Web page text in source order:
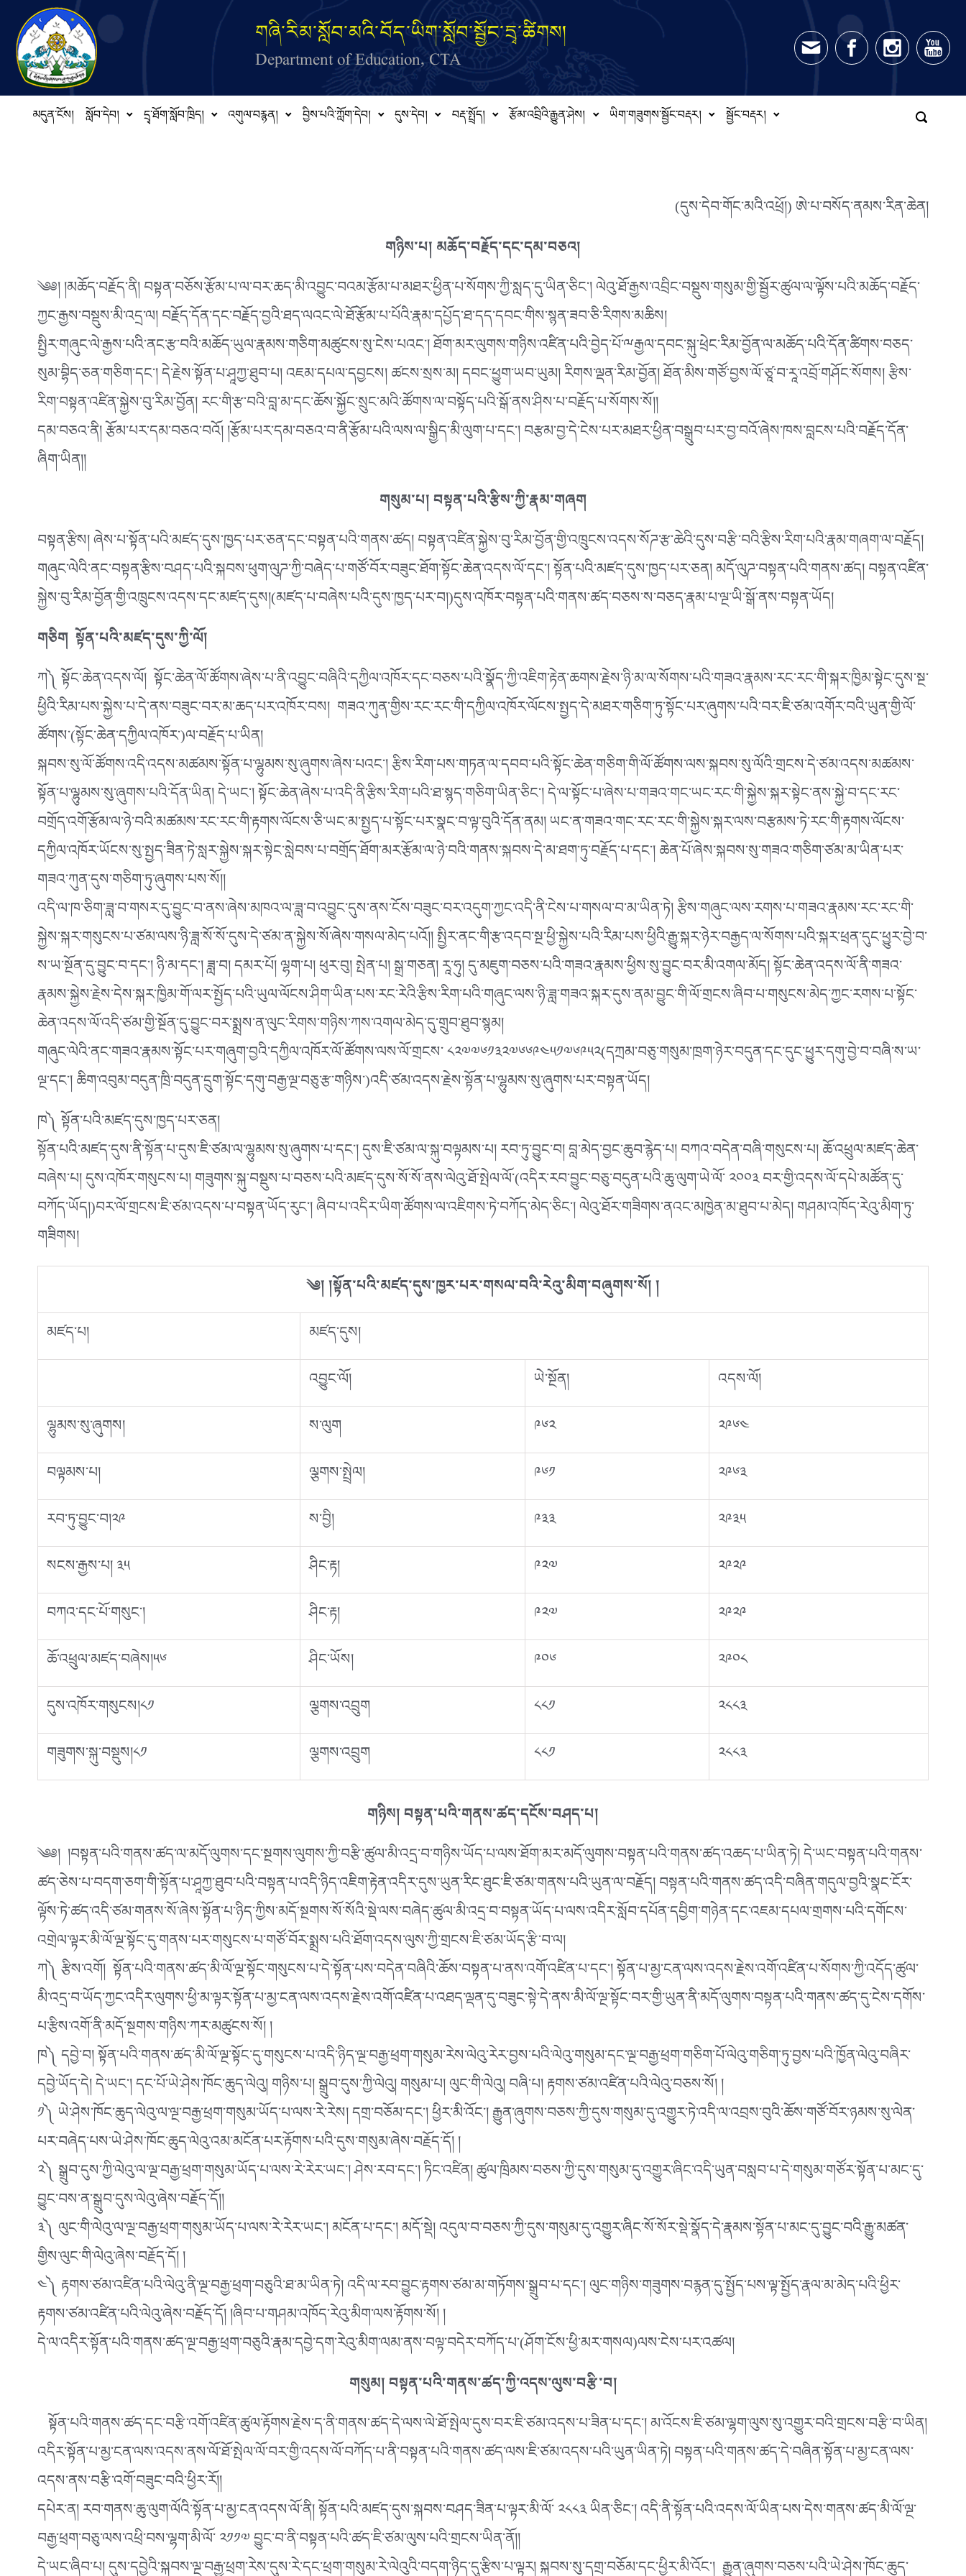
Skip to main content
གཞི་རིམ་སློབ་མའི་བོད་ཡིག་སློབ་སྦྱོང་དྲྭ་ཚིགས།
Department of Education, CTA
མདུན་ངོས། སློབ་དེབ། དྲྭ་ཐོག་སློབ་ཁྲིད། འགུལ་བརྙན། བྱིས་པའི་ཀློག་དེབ། དུས་དེབ། བརྡ་སྤྲོད། རྩོམ་འབྲིའི་རྒྱུན་ཤེས། ཡིག་གཟུགས་སྦྱོང་བརྡར། སྦྱོང་བརྡར།
(དུས་དེབ་གོང་མའི་འཕྲོ།) ཨེ་པ་བསོད་ནམས་རིན་ཆེན།
གཉིས་པ། མཆོད་བརྗོད་དང་དམ་བཅའ།
༄༅། །མཆོད་བརྗོད་ནི། བསྟན་བཅོས་རྩོམ་པ་ལ་བར་ཆད་མི་འབྱུང་བའམ་རྩོམ་པ་མཐར་ཕྱིན་པ་སོགས་ཀྱི་སླད་དུ་ཡིན་ཅིང༌། ལེའུ་ཐོ་རྒྱས་འབྲིང་བསྡུས་གསུམ་གྱི་སྦྱོར་ཚུལ་ལ་ལྟོས་པའི་མཆོད་བརྗོད་
ཀྱང་རྒྱས་བསྡུས་མི་འདྲ་ལ། བརྗོད་དོན་དང་བརྗོད་བྱའི་ཐད་ལའང་ལེ་ཐོ་རྩོམ་པ་པོའི་རྣམ་དཔྱོད་ཐ་དད་དབང་གིས་སྙན་ཟབ་ཅི་རིགས་མཆིས།
སྤྱིར་གཞུང་ལེ་རྒྱས་པའི་ནང་རྩ་བའི་མཆོད་ཡུལ་རྣམས་གཅིག་མཚུངས་སུ་ངེས་པའང༌། ཐོག་མར་ལུགས་གཉིས་འཛིན་པའི་བྱེད་པོ་ྋརྒྱལ་དབང་སྐུ་ཕྲེང་རིམ་བྱོན་ལ་མཆོད་པའི་དོན་ཚིགས་བཅད་
སུམ་བྷིད་ཅན་གཅིག་དང༌། དེ་རྗེས་སྟོན་པ་ཤཱཀྱ་ཐུབ་པ། འཇམ་དཔལ་དབྱངས། ཚངས་སྲས་མ། དབང་ཕྱུག་ཡབ་ཡུམ། རིགས་ལྡན་རིམ་བྱོན། ཐོན་མིས་གཙོ་བྱས་ལོ་ཙཱ་བ་རཱ་འབྲོ་གཤོང་སོགས། རྩིས་
རིག་བསྟན་འཛིན་སྐྱེས་བུ་རིམ་བྱོན། རང་གི་རྩ་བའི་བླ་མ་དང་ཆོས་སྐྱོང་སྲུང་མའི་ཚོགས་ལ་བསྟོད་པའི་སྒོ་ནས་ཤིས་པ་བརྗོད་པ་སོགས་སོ།།
དམ་བཅའ་ནི། རྩོམ་པར་དམ་བཅའ་བའོ། །རྩོམ་པར་དམ་བཅའ་བ་ནི་རྩོམ་པའི་ལས་ལ་སྒྱིད་མི་ལུག་པ་དང༌། བརྩམ་བྱ་དེ་ངེས་པར་མཐར་ཕྱིན་བསྒྲུབ་པར་བྱ་བའོ་ཞེས་ཁས་བླངས་པའི་བརྗོད་དོན་
ཞིག་ཡིན།།
གསུམ་པ། བསྟན་པའི་རྩིས་ཀྱི་རྣམ་གཞག
བསྟན་རྩིས། ཞེས་པ་སྟོན་པའི་མཛད་དུས་ཁྱད་པར་ཅན་དང་བསྟན་པའི་གནས་ཚད། བསྟན་འཛིན་སྐྱེས་བུ་རིམ་བྱོན་གྱི་འཁྲུངས་འདས་སོཌ་རྩ་ཆེའི་དུས་བརྩི་བའི་རྩིས་རིག་པའི་རྣམ་གཞག་ལ་བརྗོད།
གཞུང་ལེའི་ནང་བསྟན་རྩིས་བཤད་པའི་སྐབས་ཕུག་ལུཌ་ཀྱི་བཞེད་པ་གཙོ་བོར་བཟུང་ཐོག་སྟོང་ཆེན་འདས་ལོ་དང༌། སྟོན་པའི་མཛད་དུས་ཁྱད་པར་ཅན། མདོ་ལུཌ་བསྟན་པའི་གནས་ཚད། བསྟན་འཛིན་
སྐྱེས་བུ་རིམ་བྱོན་གྱི་འཁྲུངས་འདས་དང་མཛད་དུས།(མཛད་པ་བཞེས་པའི་དུས་ཁྱད་པར་བ།)དུས་འཁོར་བསྟན་པའི་གནས་ཚད་བཅས་ས་བཅད་རྣམ་པ་ལྔ་ཡི་སྒོ་ནས་བསྟན་ཡོད།
གཅིག སྟོན་པའི་མཛད་དུས་ཀྱི་ལོ།
ཀ༽ སྟོང་ཆེན་འདས་ལོ། སྟོང་ཆེན་ལོ་ཚོགས་ཞེས་པ་ནི་འབྱུང་བཞིའི་དཀྱིལ་འཁོར་དང་བཅས་པའི་སྣོད་ཀྱི་འཇིག་རྟེན་ཆགས་རྗེས་ཉི་མ་ལ་སོགས་པའི་གཟའ་རྣམས་རང་རང་གི་སྐར་ཁྱིམ་སྟེང་དུས་སྔ་
ཕྱིའི་རིམ་པས་སྐྱེས་པ་དེ་ནས་བཟུང་བར་མ་ཆད་པར་འཁོར་བས། གཟའ་ཀུན་གྱིས་རང་རང་གི་དཀྱིལ་འཁོར་ལོངས་སྤྱད་དེ་མཐར་གཅིག་ཏུ་སྟོང་པར་ཞུགས་པའི་བར་ཇི་ཙམ་འགོར་བའི་ཡུན་གྱི་ལོ་
ཚོགས་(སྟོང་ཆེན་དཀྱིལ་འཁོར་)ལ་བརྗོད་པ་ཡིན།
སྐབས་སུ་ལོ་ཚོགས་འདི་འདས་མཚམས་སྟོན་པ་ལྷུམས་སུ་ཞུགས་ཞེས་པའང༌། རྩིས་རིག་པས་གཏན་ལ་དབབ་པའི་སྟོང་ཆེན་གཅིག་གི་ལོ་ཚོགས་ལས་སྐབས་སུ་ལོའི་གྲངས་དེ་ཙམ་འདས་མཚམས་
སྟོན་པ་ལྷུམས་སུ་ཞུགས་པའི་དོན་ཡིན། དེ་ཡང༌། སྟོང་ཆེན་ཞེས་པ་འདི་ནི་རྩིས་རིག་པའི་ཐ་སྙད་གཅིག་ཡིན་ཅིང༌། དེ་ལ་སྟོང་པ་ཞེས་པ་གཟའ་གང་ཡང་རང་གི་སྐྱེས་སྐར་སྟེང་ནས་སྐྱེ་བ་དང་རང་
བགྲོད་འགོ་རྩོམ་ལ་ཉེ་བའི་མཚམས་རང་རང་གི་རྟགས་ལོངས་ཅི་ཡང་མ་སྤྱད་པ་སྟོང་པར་སྣང་བ་ལྟ་བུའི་དོན་ནམ། ཡང་ན་གཟའ་གང་རང་རང་གི་སྐྱེས་སྐར་ལས་བརྩམས་ཏེ་རང་གི་རྟགས་ལོངས་
དཀྱིལ་འཁོར་ཡོངས་སུ་སྤྱད་ཟིན་ཏེ་སླར་སྐྱེས་སྐར་སྟེང་སླེབས་པ་བགྲོད་ཐོག་མར་རྩོམ་ལ་ཉེ་བའི་གནས་སྐབས་དེ་མ་ཐག་ཏུ་བརྗོད་པ་དང༌། ཆེན་པོ་ཞེས་སྐབས་སུ་གཟའ་གཅིག་ཙམ་མ་ཡིན་པར་
གཟའ་ཀུན་དུས་གཅིག་ཏུ་ཞུགས་པས་སོ།།
འདི་ལ་ཁ་ཅིག་ཟླ་བ་གསར་དུ་བྱུང་བ་ནས་ཞེས་མཁའ་ལ་ཟླ་བ་འབྱུང་དུས་ནས་ངོས་བཟུང་བར་འདུག་ཀྱང་འདི་ནི་ངེས་པ་གསལ་བ་མ་ཡིན་ཏེ། རྩིས་གཞུང་ལས་རགས་པ་གཟའ་རྣམས་རང་རང་གི་
སྐྱེས་སྐར་གསུངས་པ་ཙམ་ལས་ཉི་ཟླ་སོ་སོ་དུས་དེ་ཙམ་ན་སྐྱེས་སོ་ཞེས་གསལ་མེད་པའོ།། སྤྱིར་ནང་གི་རྩ་འདབ་སྔ་ཕྱི་སྐྱེས་པའི་རིམ་པས་ཕྱིའི་རྒྱུ་སྐར་ཉེར་བརྒྱད་ལ་སོགས་པའི་སྐར་ཕྲན་དུང་ཕྱུར་བྱེ་བ་
ས་ཡ་སྔོན་དུ་བྱུང་བ་དང༌། ཉི་མ་དང༌། ཟླ་བ། དམར་པོ། ལྷག་པ། ཕུར་བུ། སྤེན་པ། སྒྲ་གཅན། རཱ་ཧུ། དུ་མཇུག་བཅས་པའི་གཟའ་རྣམས་ཕྱིས་སུ་བྱུང་བར་མི་འགལ་མོད། སྟོང་ཆེན་འདས་ལོ་ནི་གཟའ་
རྣམས་སྐྱེས་རྗེས་དེས་སྐར་ཁྱིམ་གོ་ལར་སྤྱོད་པའི་ཡུལ་ལོངས་ཤིག་ཡིན་པས་རང་རེའི་རྩིས་རིག་པའི་གཞུང་ལས་ཉི་ཟླ་གཟའ་སྐར་དུས་ནམ་བྱུང་གི་ལོ་གྲངས་ཞིབ་པ་གསུངས་མེད་ཀྱང་རགས་པ་སྟོང་
ཆེན་འདས་ལོ་འདི་ཙམ་གྱི་སྔོན་དུ་བྱུང་བར་སྨྲས་ན་ལུང་རིགས་གཉིས་ཀས་འགལ་མེད་དུ་གྲུབ་ཐུབ་སྙམ།
གཞུང་ལེའི་ནང་གཟའ་རྣམས་སྟོང་པར་གཞུག་བྱའི་དཀྱིལ་འཁོར་ལོ་ཚོགས་ལས་ལོ་གྲངས་ ༨༢༧༧༦༡༣༢༧༦༦༩༤༥༡༧༦༩༥༢(དཀྲམ་བཅུ་གསུམ་ཁྲག་ཉེར་བདུན་དང་དུང་ཕྱུར་དགུ་བྱེ་བ་བཞི་ས་ཡ་
ལྔ་དང༌། ཆིག་འབུམ་བདུན་ཁྲི་བདུན་དྲུག་སྟོང་དགུ་བརྒྱ་ལྔ་བཅུ་རྩ་གཉིས་)འདི་ཙམ་འདས་རྗེས་སྟོན་པ་ལྷུམས་སུ་ཞུགས་པར་བསྟན་ཡོད།
ཁ༽ སྟོན་པའི་མཛད་དུས་ཁྱད་པར་ཅན།
སྟོན་པའི་མཛད་དུས་ནི་སྟོན་པ་དུས་ཇི་ཙམ་ལ་ལྷུམས་སུ་ཞུགས་པ་དང༌། དུས་ཇི་ཙམ་ལ་སྐུ་བལྟམས་པ། རབ་ཏུ་བྱུང་བ། བླ་མེད་བྱང་ཆུབ་རྙེད་པ། བཀའ་བདེན་བཞི་གསུངས་པ། ཆོ་འཕྲུལ་མཛད་ཆེན་
བཞེས་པ། དུས་འཁོར་གསུངས་པ། གཟུགས་སྐུ་བསྡུས་པ་བཅས་པའི་མཛད་དུས་སོ་སོ་ནས་ལེའུ་ཐོ་སྤེལ་ལོ་(འདིར་རབ་བྱུང་བཅུ་བདུན་པའི་ཆུ་ལུག་ཡེ་ལོ་ ༢༠༠༣ བར་གྱི་འདས་ལོ་དཔེ་མཚོན་དུ་
བཀོད་ཡོད།)བར་ལོ་གྲངས་ཇི་ཙམ་འདས་པ་བསྟན་ཡོད་རུང༌། ཞིབ་པ་འདིར་ཡིག་ཚོགས་ལ་འཇིགས་ཏེ་བཀོད་མེད་ཅིང༌། ལེའུ་ཐོར་གཟིགས་ནའང་མཁྱེན་མ་ཐུབ་པ་མེད། གཤམ་འཁོད་རེའུ་མིག་ཏུ་
གཟིགས།
༄། །སྟོན་པའི་མཛད་དུས་ཁྱར་པར་གསལ་བའི་རེའུ་མིག་བཞུགས་སོ། །
མཛད་པ།
མཛད་དུས།
འབྱུང་ལོ།
ཡེ་སྔོན།
འདས་ལོ།
ལྷུམས་སུ་ཞུགས།
ས་ལུག ༩༦༢
༢༩༦༤
བལྟམས་པ།
ལྕགས་སྤྲེལ། ༩༦༡
༢༩༦༣
རབ་ཏུ་བྱུང་བ།༢༩
ས་བྱི། ༩༣༣
༢༩༣༥
སངས་རྒྱས་པ། ༣༥
ཤིང་རྟ། ༩༢༧
༢༩༢༩
བཀའ་དང་པོ་གསུང༌།
ཤིང་རྟ། ༩༢༧
༢༩༢༩
ཆོ་འཕྲུལ་མཛད་བཞེས།༥༦
ཤིང་ཡོས། ༩༠༦
༢༩༠༨
དུས་འཁོར་གསུངས།༨༡
ལྕགས་འབྲུག ༨༨༡
༢༨༨༣
གཟུགས་སྐུ་བསྡུས།༨༡
ལྕགས་འབྲུག ༨༨༡
༢༨༨༣
གཉིས། བསྟན་པའི་གནས་ཚད་དངོས་བཤད་པ།
༄༅། །བསྟན་པའི་གནས་ཚད་ལ་མདོ་ལུགས་དང་སྔགས་ལུགས་ཀྱི་བརྩི་ཚུལ་མི་འདྲ་བ་གཉིས་ཡོད་པ་ལས་ཐོག་མར་མདོ་ལུགས་བསྟན་པའི་གནས་ཚད་འཆད་པ་ཡིན་ཏེ། དེ་ཡང་བསྟན་པའི་གནས་
ཚད་ཅེས་པ་བདག་ཅག་གི་སྟོན་པ་ཤཱཀྱ་ཐུབ་པའི་བསྟན་པ་འདི་ཉིད་འཇིག་རྟེན་འདིར་དུས་ཡུན་རིང་ཐུང་ཇི་ཙམ་གནས་པའི་ཡུན་ལ་བརྗོད། བསྟན་པའི་གནས་ཚད་འདི་བཞིན་གདུལ་བྱའི་སྣང་ངོར་
ལྟོས་ཏེ་ཚད་འདི་ཙམ་གནས་སོ་ཞེས་སྟོན་པ་ཉིད་ཀྱིས་མདོ་སྔགས་སོ་སོའི་སྡེ་ལས་བཞེད་ཚུལ་མི་འདྲ་བ་བསྟན་ཡོད་པ་ལས་འདིར་སློབ་དཔོན་དབྱིག་གཉེན་དང་འཇམ་དཔལ་གྲགས་པའི་དགོངས་
འགྲེལ་ལྟར་མི་ལོ་ལྔ་སྟོང་དུ་གནས་པར་གསུངས་པ་གཙོ་བོར་སྨྲས་པའི་ཐོག་འདས་ལུས་ཀྱི་གྲངས་ཇི་ཙམ་ཡོད་རྩི་བ་ལ།
ཀ༽ རྩིས་འགོ། སྟོན་པའི་གནས་ཚད་མི་ལོ་ལྔ་སྟོང་གསུངས་པ་དེ་སྟོན་པས་བདེན་བཞིའི་ཆོས་བསྟན་པ་ནས་འགོ་འཛིན་པ་དང༌། སྟོན་པ་མྱ་ངན་ལས་འདས་རྗེས་འགོ་འཛིན་པ་སོགས་ཀྱི་འདོད་ཚུལ་
མི་འདྲ་བ་ཡོད་ཀྱང་འདིར་ལུགས་ཕྱི་མ་ལྟར་སྟོན་པ་མྱ་ངན་ལས་འདས་རྗེས་འགོ་འཛིན་པ་འཐད་ལྡན་དུ་བཟུང་སྟེ་དེ་ནས་མི་ལོ་ལྔ་སྟོང་བར་གྱི་ཡུན་ནི་མདོ་ལུགས་བསྟན་པའི་གནས་ཚད་དུ་ངེས་དགོས་
པ་རྩིས་འགོ་ནི་མདོ་སྔགས་གཉིས་ཀར་མཚུངས་སོ། །
ཁ༽ དབྱེ་བ། སྟོན་པའི་གནས་ཚད་མི་ལོ་ལྔ་སྟོང་དུ་གསུངས་པ་འདི་ཉིད་ལྔ་བརྒྱ་ཕྲག་གསུམ་རེས་ལེའུ་རེར་བྱས་པའི་ལེའུ་གསུམ་དང་ལྔ་བརྒྱ་ཕྲག་གཅིག་པོ་ལེའུ་གཅིག་ཏུ་བྱས་པའི་ཁྱོན་ལེའུ་བཞིར་
དབྱེ་ཡོད་དེ། དེ་ཡང༌། དང་པོ་ཡེ་ཤེས་ཁོང་ཆུད་ལེའུ། གཉིས་པ། སྒྲུབ་དུས་ཀྱི་ལེའུ། གསུམ་པ། ལུང་གི་ལེའུ། བཞི་པ། རྟགས་ཙམ་འཛིན་པའི་ལེའུ་བཅས་སོ། །
༡༽ ཡེ་ཤེས་ཁོང་ཆུད་ལེའུ་ལ་ལྔ་བརྒྱ་ཕྲག་གསུམ་ཡོད་པ་ལས་རེ་རེས། དགྲ་བཅོམ་དང༌། ཕྱིར་མི་འོང༌། རྒྱུན་ཞུགས་བཅས་ཀྱི་དུས་གསུམ་དུ་འགྱུར་ཏེ་འདི་ལ་འབྲས་བུའི་ཆོས་གཙོ་བོར་ཉམས་སུ་ལེན་
པར་བཞེད་པས་ཡེ་ཤེས་ཁོང་ཆུད་ལེའུ་འམ་མངོན་པར་རྟོགས་པའི་དུས་གསུམ་ཞེས་བརྗོད་དོ། །
༢༽ སྒྲུབ་དུས་ཀྱི་ལེའུ་ལ་ལྔ་བརྒྱ་ཕྲག་གསུམ་ཡོད་པ་ལས་རེ་རེར་ཡང༌། ཤེས་རབ་དང༌། ཏིང་འཛིན། ཚུལ་ཁྲིམས་བཅས་ཀྱི་དུས་གསུམ་དུ་འགྱུར་ཞིང་འདི་ཡུན་བསླབ་པ་དེ་གསུམ་གཙོར་སྟོན་པ་མང་དུ་
བྱུང་བས་ན་སྒྲུབ་དུས་ལེའུ་ཞེས་བརྗོད་དོ།།
༣༽ ལུང་གི་ལེའུ་ལ་ལྔ་བརྒྱ་ཕྲག་གསུམ་ཡོད་པ་ལས་རེ་རེར་ཡང༌། མངོན་པ་དང༌། མདོ་སྡེ། འདུལ་བ་བཅས་ཀྱི་དུས་གསུམ་དུ་འགྱུར་ཞིང་སོ་སོར་སྡེ་སྣོད་དེ་རྣམས་སྟོན་པ་མང་དུ་བྱུང་བའི་རྒྱུ་མཚན་
གྱིས་ལུང་གི་ལེའུ་ཞེས་བརྗོད་དོ། །
༤༽ རྟགས་ཙམ་འཛིན་པའི་ལེའུ་ནི་ལྔ་བརྒྱ་ཕྲག་བཅུའི་ཐ་མ་ཡིན་ཏེ། འདི་ལ་རབ་བྱུང་རྟགས་ཙམ་མ་གཏོགས་སྒྲུབ་པ་དང༌། ལུང་གཉིས་གཟུགས་བརྙན་དུ་སྤྱོད་པས་ལྟ་སྤྱོད་རྣལ་མ་མེད་པའི་ཕྱིར་
རྟགས་ཙམ་འཛིན་པའི་ལེའུ་ཞེས་བརྗོད་དོ། །ཞིབ་པ་གཤམ་འཁོད་རེའུ་མིག་ལས་རྟོགས་སོ། །
དེ་ལ་འདིར་སྟོན་པའི་གནས་ཚད་ལྔ་བརྒྱ་ཕྲག་བཅུའི་རྣམ་དབྱེ་དག་རེའུ་མིག་ལམ་ནས་བལྟ་བདེར་བཀོད་པ་(ཤོག་ངོས་ཕྱི་མར་གསལ)ལས་ངེས་པར་འཚལ།
གསུམ། བསྟན་པའི་གནས་ཚད་ཀྱི་འདས་ལུས་བརྩི་བ།
སྟོན་པའི་གནས་ཚད་དང་བརྩི་འགོ་འཛིན་ཚུལ་རྟོགས་རྗེས་ད་ནི་གནས་ཚད་དེ་ལས་ལེ་ཐོ་སྤེལ་དུས་བར་ཇི་ཙམ་འདས་པ་ཟིན་པ་དང༌། མ་འོངས་ཇི་ཙམ་ལྷག་ལུས་སུ་འགྱུར་བའི་གྲངས་བརྩི་བ་ཡིན།
འདིར་སྟོན་པ་མྱ་ངན་ལས་འདས་ནས་ལོ་ཐོ་སྤེལ་ལོ་བར་གྱི་འདས་ལོ་བཀོད་པ་ནི་བསྟན་པའི་གནས་ཚད་ལས་ཇི་ཙམ་འདས་པའི་ཡུན་ཡིན་ཏེ། བསྟན་པའི་གནས་ཚད་དེ་བཞིན་སྟོན་པ་མྱ་ངན་ལས་
འདས་ནས་བརྩི་འགོ་བཟུང་བའི་ཕྱིར་རོ།།
དཔེར་ན། རབ་གནས་ཆུ་ལུག་ལོའི་སྟོན་པ་མྱ་ངན་འདས་ལོ་ནི། སྟོན་པའི་མཛད་དུས་སྐབས་བཤད་ཟིན་པ་ལྟར་མི་ལོ་ ༢༨༨༣ ཡིན་ཅིང༌། འདི་ནི་སྟོན་པའི་འདས་ལོ་ཡིན་པས་དེས་གནས་ཚད་མི་ལོ་ལྔ་
བརྒྱ་ཕྲག་བཅུ་ལས་འཕྲི་བས་ལྷག་མི་ལོ་ ༢༡༡༧ བྱུང་བ་ནི་བསྟན་པའི་ཚད་ཇི་ཙམ་ལུས་པའི་གྲངས་ཡིན་ནོ།།